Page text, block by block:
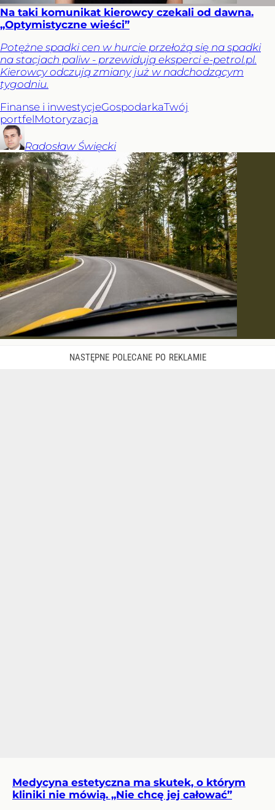
Na taki komunikat kierowcy czekali od dawna.
„Optymistyczne wieści”
Potężne spadki cen w hurcie przełożą się na spadki
na stacjach paliw - przewidują eksperci e-petrol.pl.
Kierowcy odczują zmiany już w nadchodzącym
tygodniu.
Finanse i inwestycjeGospodarkaTwój
portfelMotoryzacja
Radosław Święcki
Medycyna estetyczna ma skutek, o którym
kliniki nie mówią. „Nie chcę jej całować”